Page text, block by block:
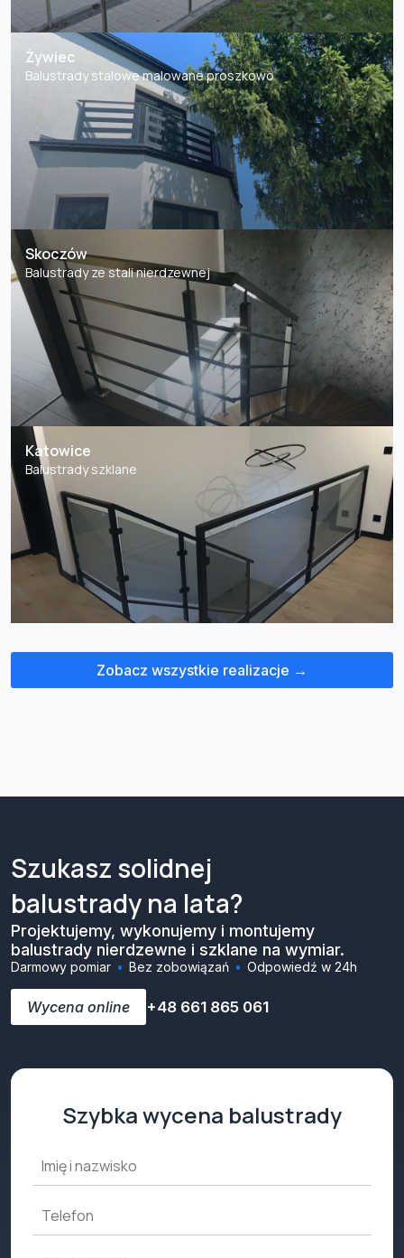
Żywiec
Balustrady stalowe malowane proszkowo
Skoczów
Balustrady ze stali nierdzewnej
Katowice
Balustrady szklane
Zobacz wszystkie realizacje →
Szukasz solidnej
balustrady na lata?
Projektujemy, wykonujemy i montujemy
balustrady nierdzewne i szklane na wymiar.
Darmowy pomiar Bez zobowiązań Odpowiedź w 24h
Wycena online +48 661 865 061
Szybka wycena balustrady